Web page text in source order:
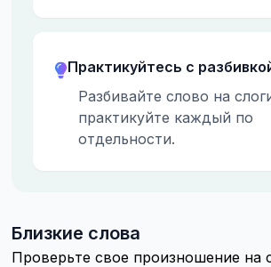
Практикуйтесь с
Разбивайте слово на
практикуйте каждый по
отдельности.
Близкие слова
Проверьте свое произношение на